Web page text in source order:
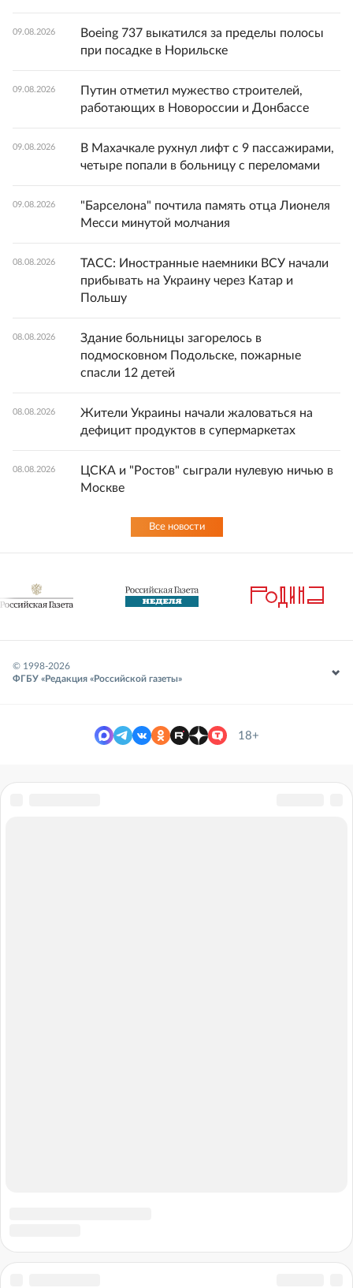
09.08.2026
Boeing 737 выкатился за пределы полосы
при посадке в Норильске
09.08.2026
Путин отметил мужество строителей,
работающих в Новороссии и Донбассе
09.08.2026
В Махачкале рухнул лифт с 9 пассажирами,
четыре попали в больницу с переломами
09.08.2026
"Барселона" почтила память отца Лионеля
Месси минутой молчания
08.08.2026
ТАСС: Иностранные наемники ВСУ начали
прибывать на Украину через Катар и
Польшу
08.08.2026
Здание больницы загорелось в
подмосковном Подольске, пожарные
спасли 12 детей
08.08.2026
Жители Украины начали жаловаться на
дефицит продуктов в супермаркетах
08.08.2026
ЦСКА и "Ростов" сыграли нулевую ничью в
Москве
Все новости
© 1998-2026
ФГБУ «Редакция «Российской газеты»
18+